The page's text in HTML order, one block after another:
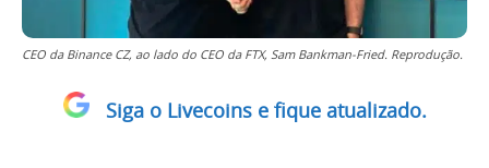
CEO da Binance CZ, ao lado do CEO da FTX, Sam Bankman-Fried. Reprodução.
Siga o Livecoins e fique atualizado.